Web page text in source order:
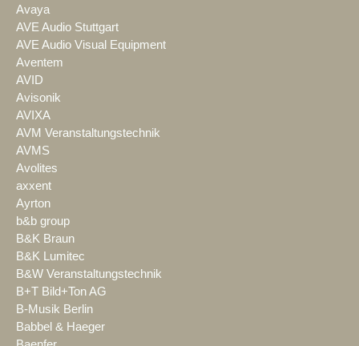
Avaya
AVE Audio Stuttgart
AVE Audio Visual Equipment
Aventem
AVID
Avisonik
AVIXA
AVM Veranstaltungstechnik
AVMS
Avolites
axxent
Ayrton
b&b group
B&K Braun
B&K Lumitec
B&W Veranstaltungstechnik
B+T Bild+Ton AG
B-Musik Berlin
Babbel & Haeger